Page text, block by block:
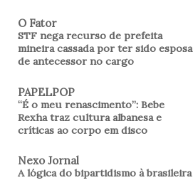
O Fator
STF nega recurso de prefeita
mineira cassada por ter sido esposa
de antecessor no cargo
PAPELPOP
“É o meu renascimento”: Bebe
Rexha traz cultura albanesa e
críticas ao corpo em disco
Nexo Jornal
A lógica do bipartidismo à brasileira